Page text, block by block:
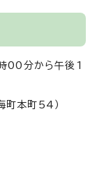
00分から午後1
町本町54）